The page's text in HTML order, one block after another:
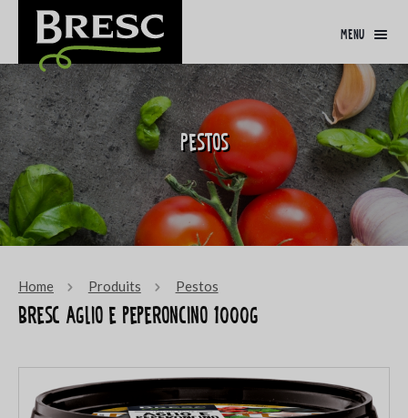
menu
Pestos
Home Produits Pestos
Bresc Aglio e peperoncino 1000g